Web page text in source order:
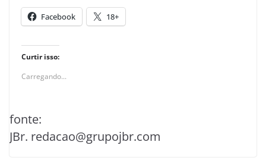
Facebook 18+
Curtir isso:
Carregando...
fonte:
JBr. redacao@grupojbr.com